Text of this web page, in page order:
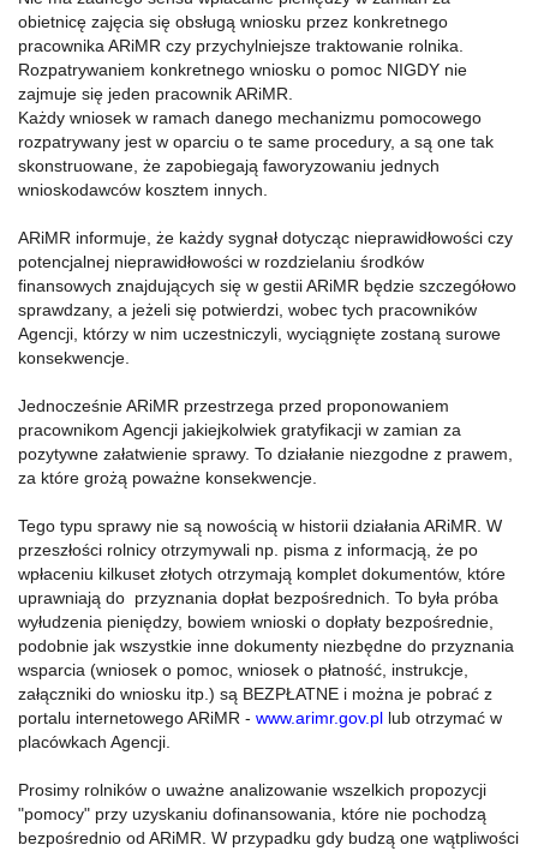
obietnicę zajęcia się obsługą wniosku przez konkretnego
pracownika ARiMR czy przychylniejsze traktowanie rolnika.
Rozpatrywaniem konkretnego wniosku o pomoc NIGDY nie
zajmuje się jeden pracownik ARiMR.
Każdy wniosek w ramach danego mechanizmu pomocowego
rozpatrywany jest w oparciu o te same procedury, a są one tak
skonstruowane, że zapobiegają faworyzowaniu jednych
wnioskodawców kosztem innych.
ARiMR informuje, że każdy sygnał dotycząc nieprawidłowości czy
potencjalnej nieprawidłowości w rozdzielaniu środków
finansowych znajdujących się w gestii ARiMR będzie szczegółowo
sprawdzany, a jeżeli się potwierdzi, wobec tych pracowników
Agencji, którzy w nim uczestniczyli, wyciągnięte zostaną surowe
konsekwencje.
Jednocześnie ARiMR przestrzega przed proponowaniem
pracownikom Agencji jakiejkolwiek gratyfikacji w zamian za
pozytywne załatwienie sprawy. To działanie niezgodne z prawem,
za które grożą poważne konsekwencje.
Tego typu sprawy nie są nowością w historii działania ARiMR. W
przeszłości rolnicy otrzymywali np. pisma z informacją, że po
wpłaceniu kilkuset złotych otrzymają komplet dokumentów, które
uprawniają do przyznania dopłat bezpośrednich. To była próba
wyłudzenia pieniędzy, bowiem wnioski o dopłaty bezpośrednie,
podobnie jak wszystkie inne dokumenty niezbędne do przyznania
wsparcia (wniosek o pomoc, wniosek o płatność, instrukcje,
załączniki do wniosku itp.) są BEZPŁATNE i można je pobrać z
portalu internetowego ARiMR - www.arimr.gov.pl lub otrzymać w
placówkach Agencji.
Prosimy rolników o uważne analizowanie wszelkich propozycji
"pomocy" przy uzyskaniu dofinansowania, które nie pochodzą
bezpośrednio od ARiMR. W przypadku gdy budzą one wątpliwości